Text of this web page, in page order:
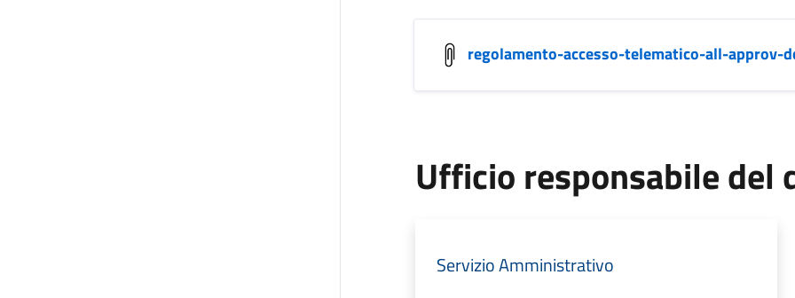
regolamento-accesso-telematico-all-approv-
Ufficio responsabile del
Servizio Amministrativo